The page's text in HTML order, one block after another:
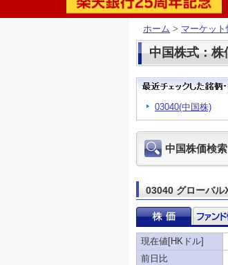
ホーム > マーケット
中国株式：株
03040(中国株)